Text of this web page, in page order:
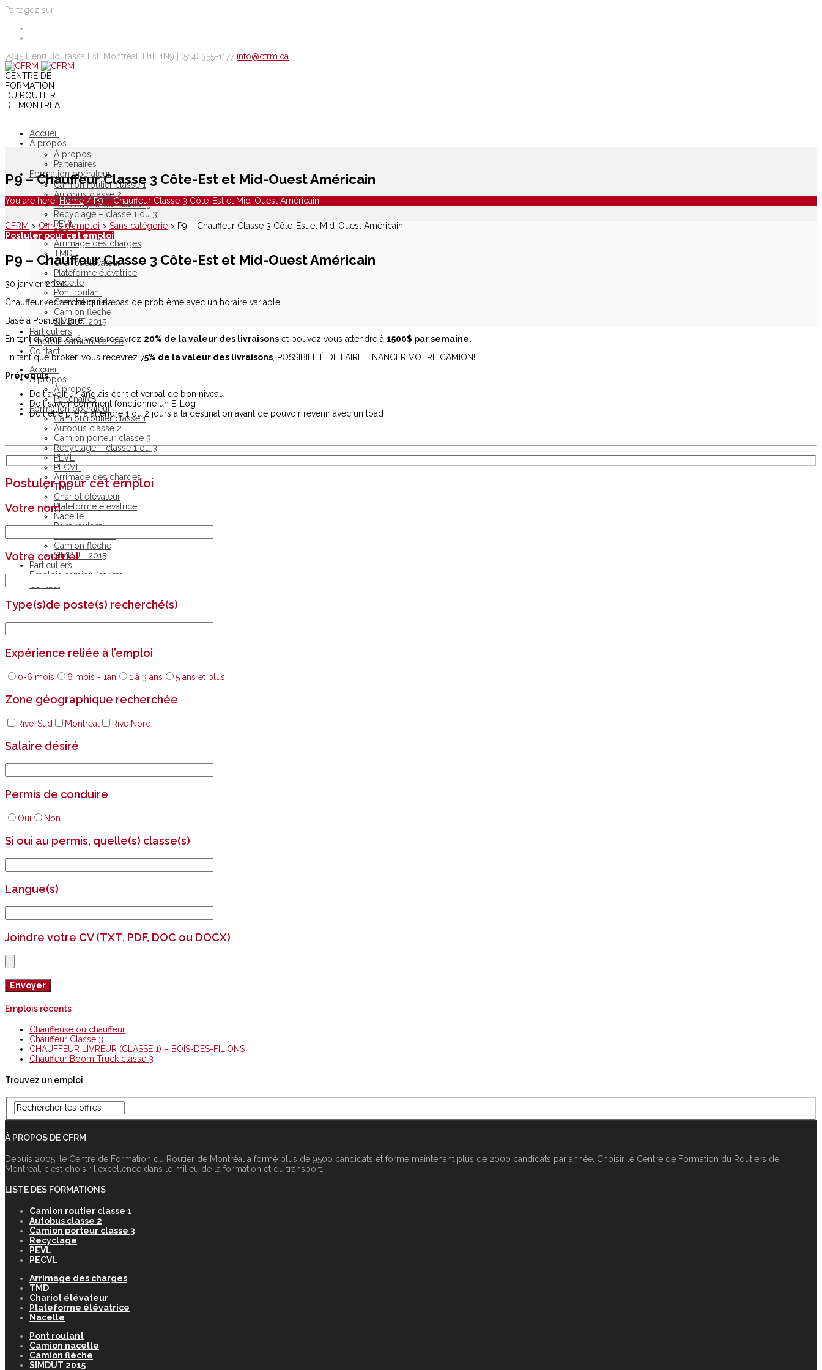
Partagez sur
7945 Henri Bourassa Est, Montréal, H1E 1N9 | (514) 355-1177 info@cfrm.ca
CENTRE DE
FORMATION
DU ROUTIER
DE MONTRÉAL
Accueil
À propos
À propos
Partenaires
Formation opérateur
Camion routier classe 1
Autobus classe 2
Camion porteur classe 3
Recyclage – classe 1 ou 3
PEVL
PECVL
Arrimage des charges
TMD
Chariot élévateur
Plateforme élévatrice
Nacelle
Pont roulant
Camion nacelle
Camion flèche
SIMDUT 2015
Particuliers
Emplois camion/cariste
Contact
Accueil
À propos
À propos
Partenaires
Formation opérateur
Camion routier classe 1
Autobus classe 2
Camion porteur classe 3
Recyclage – classe 1 ou 3
PEVL
PECVL
Arrimage des charges
TMD
Chariot élévateur
Plateforme élévatrice
Nacelle
Pont roulant
Camion flèche
SIMDUT 2015
Particuliers
Emplois camion/cariste
Contact
P9 – Chauffeur Classe 3 Côte-Est et Mid-Ouest Américain
You are here: Home / P9 – Chauffeur Classe 3 Côte-Est et Mid-Ouest Américain
CFRM > Offres d’emploi > Sans catégorie > P9 – Chauffeur Classe 3 Côte-Est et Mid-Ouest Américain
Postuler pour cet emploi
P9 – Chauffeur Classe 3 Côte-Est et Mid-Ouest Américain
30 janvier 2020
Chauffeur recherché qui n’a pas de problème avec un horaire variable!
Basé à Pointe Claire.
En tant qu’employé, vous recevrez 20% de la valeur des livraisons et pouvez vous attendre à 1500$ par semaine.
En tant que broker, vous recevrez 75% de la valeur des livraisons , POSSIBILITÉ DE FAIRE FINANCER VOTRE CAMION!
Prérequis
Doit avoir un anglais écrit et verbal de bon niveau
Doit savoir comment fonctionne un E-Log
Doit être prêt à attendre 1 ou 2 jours à la destination avant de pouvoir revenir avec un load
Postuler pour cet emploi
Votre nom
Votre courriel
Type(s)de poste(s) recherché(s)
Expérience reliée à l’emploi
0-6 mois 6 mois - 1an 1 à 3 ans 5 ans et plus
Zone géographique recherchée
Rive-Sud Montréal Rive Nord
Salaire désiré
Permis de conduire
Oui Non
Si oui au permis, quelle(s) classe(s)
Langue(s)
Joindre votre CV (TXT, PDF, DOC ou DOCX)
Emplois récents
Chauffeuse ou chauffeur
Chauffeur Classe 3
CHAUFFEUR LIVREUR (CLASSE 1) – BOIS-DES-FILIONS
Chauffeur Boom Truck classe 3
Trouvez un emploi
À PROPOS DE CFRM
Depuis 2005, le Centre de Formation du Routier de Montréal a formé plus de 9500 candidats et forme maintenant plus de 2000 candidats par année. Choisir le Centre de Formation du Routiers de
Montréal, c‘est choisir l‘excellence dans le milieu de la formation et du transport.
LISTE DES FORMATIONS
Camion routier classe 1
Autobus classe 2
Camion porteur classe 3
Recyclage
PEVL
PECVL
Arrimage des charges
TMD
Chariot élévateur
Plateforme élévatrice
Nacelle
Pont roulant
Camion nacelle
Camion flèche
SIMDUT 2015